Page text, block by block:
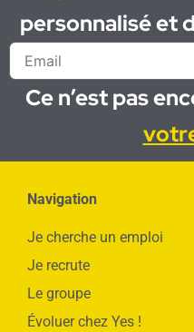
personnalisé et
Ce n’est pas
Navigation
Je cherche un emploi
Je recrute
Le groupe
Évoluer chez Yes !